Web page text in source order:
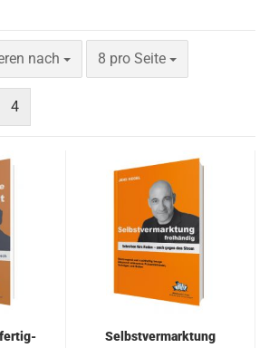
nach
nach 8 pro Seite
pro Seite
4
Selbst­ver­mark­tung